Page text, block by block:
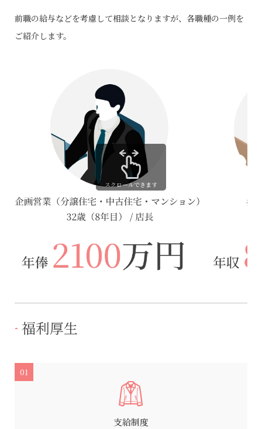
前職の給与などを考慮して相談となりますが、各職種の一例を
ご紹介します。
スクロールできます
福利厚生
01
支給制度